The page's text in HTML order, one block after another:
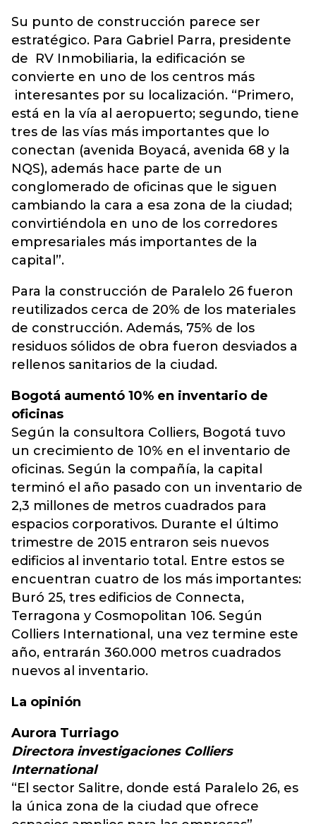
Su punto de construcción parece ser
estratégico. Para Gabriel Parra, presidente
de RV Inmobiliaria, la edificación se
convierte en uno de los centros más
interesantes por su localización. “Primero,
está en la vía al aeropuerto; segundo, tiene
tres de las vías más importantes que lo
conectan (avenida Boyacá, avenida 68 y la
NQS), además hace parte de un
conglomerado de oficinas que le siguen
cambiando la cara a esa zona de la ciudad;
convirtiéndola en uno de los corredores
empresariales más importantes de la
capital”.
Para la construcción de Paralelo 26 fueron
reutilizados cerca de 20% de los materiales
de construcción. Además, 75% de los
residuos sólidos de obra fueron desviados a
rellenos sanitarios de la ciudad.
Bogotá aumentó 10% en inventario de
oficinas
Según la consultora Colliers, Bogotá tuvo
un crecimiento de 10% en el inventario de
oficinas. Según la compañía, la capital
terminó el año pasado con un inventario de
2,3 millones de metros cuadrados para
espacios corporativos. Durante el último
trimestre de 2015 entraron seis nuevos
edificios al inventario total. Entre estos se
encuentran cuatro de los más importantes:
Buró 25, tres edificios de Connecta,
Terragona y Cosmopolitan 106. Según
Colliers International, una vez termine este
año, entrarán 360.000 metros cuadrados
nuevos al inventario.
La opinión
Aurora Turriago
Directora investigaciones Colliers
International
“El sector Salitre, donde está Paralelo 26, es
la única zona de la ciudad que ofrece